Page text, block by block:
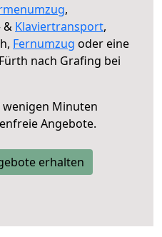
,
& Klaviertransport,
Fernumzug oder eine
nach Grafing bei
Minuten
Angebote.
erhalten